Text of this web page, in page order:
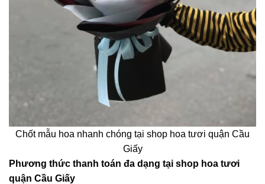
Chốt mẫu hoa nhanh chóng tại shop hoa tươi quận Cầu
Giấy
Phương thức thanh toán đa dạng tại shop hoa tươi
quận Cầu Giấy